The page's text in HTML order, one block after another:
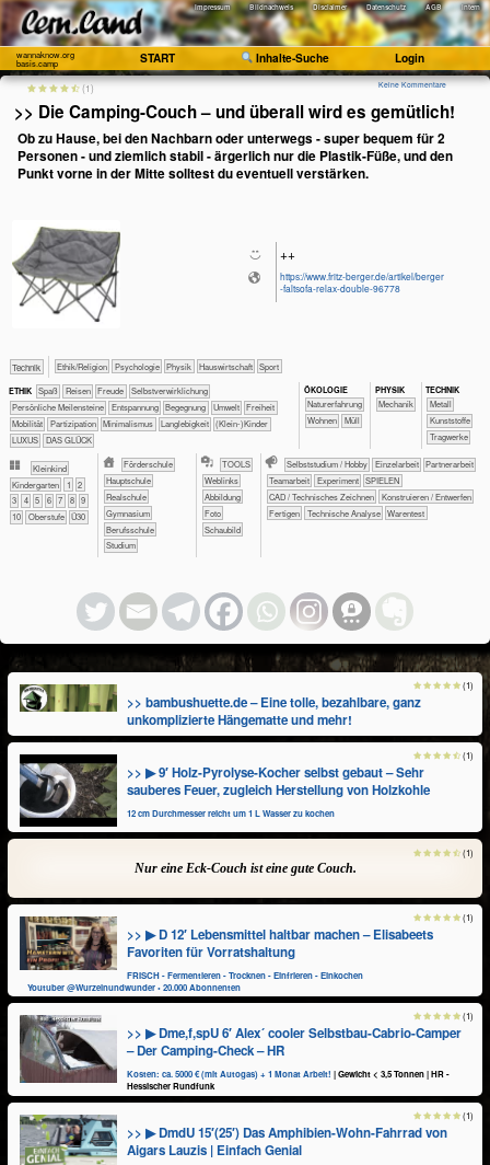
Impressum Bildnachweis Disclaimer Datenschutz AGB Intern
wannaknow.org
basis.camp START Inhalte-Suche Login
>> Die Camping-Couch – und überall wird es gemütlich!
Ob zu Hause, bei den Nachbarn oder unterwegs - super bequem für 2
Personen - und ziemlich stabil - ärgerlich nur die Plastik-Füße, und den
Punkt vorne in der Mitte solltest du eventuell verstärken.
++
https://www.fritz-berger.de/artikel/berger
-faltsofa-relax-double-96778
(1) Keine Kommentare
​Technik ​​​​​​​​​​Ethik/​Religion ​​​​​​​​​​Psychologie ​​​​​​​Physik ​Haus­wirtschaft Sport
ETHIK Spaß Reisen Freude
​​​​​​​​​​​​​​​​​​​​​​​​​​​​​​​​​​​​​​​​Selbst­verwirklichung
Persönliche Meilensteine
​​​​​​​​​​​​​Entspannung ​​​​​​​​​​​​Begegnung ​​​​​Umwelt ​​​Freiheit
​​​Mobilität
​​​Partizipation ​​Minimalismus Langlebigkeit (Klein-)Kinder
LUXUS
DAS GLÜCK
ÖKO​LOGIE
​​​​​​​​​​​​​Naturerfahrung
​​​​Wohnen
​Müll
PHY​SIK
​​​Mechanik
TECH​NIK
​​​​​​​​Metall
​​​​​​​​Kunststoffe
​​​​​Tragwerke
​​​​Kleinkind
​​​Kinder­garten
​​1
​​2
​​3
​​4 ​​5 ​​6 ​​7 ​​8 ​​9
​10
Oberstufe Ü30
​​Förderschule
​​Hauptschule
​​Realschule
​Gymnasium
Berufsschule
Studium
TOOLS
Weblinks
Abbildung
Foto
Schaubild
​​​​​​​​​​​​​​​​​​Selbststudium / Hobby ​​​​​​​​​​​​​​​​​Einzelarbeit ​​​​​​​​​​​​​​​​​Partnerarbeit
​​​​​​​​​​​​​​​​​​​​​​​​​​​​​​​​​​​​​​​​​​​​​​​​​​​​​​​​​​​​​​​​​​​​​​Teamarbeit
​​​​​​​​​​​​Experiment ​​​​​​​​​​​​SPIELEN
​​CAD / Technisches Zeichnen
​​Konstruieren / Entwerfen
​Fertigen
​​​​Technische Analyse ​​​Warentest
>> bambushuette.de – Eine tolle, bezahlbare, ganz
unkomplizierte Hängematte und mehr!
(1)
>> ▶ 9′ Holz-Pyrolyse-Kocher selbst gebaut – Sehr
sauberes Feuer, zugleich Herstellung von Holzkohle
12 cm Durchmesser reicht um 1 L Wasser zu kochen
(1)
Nur eine Eck-Couch ist eine gute Couch.
(1)
>> ▶ D 12′ Lebensmittel haltbar machen – Elisabeets
Favoriten für Vorratshaltung
FRISCH - Fermentieren - Trocknen - Einfrieren - Einkochen
Youtuber @Wurzelnundwunder • 20.000 Abonnenten
(1)
>> ▶ Dme,f,spU 6′ Alex´ cooler Selbstbau-Cabrio-Camper
– Der Camping-Check – HR
Kosten: ca. 5000 € (mit Autogas) + 1 Monat Arbeit! | Gewicht < 3,5 Tonnen | HR -
Hessischer Rundfunk
(1)
>> ▶ DmdU 15′(25′) Das Amphibien-Wohn-Fahrrad von
Aigars Lauzis | Einfach Genial
(1)